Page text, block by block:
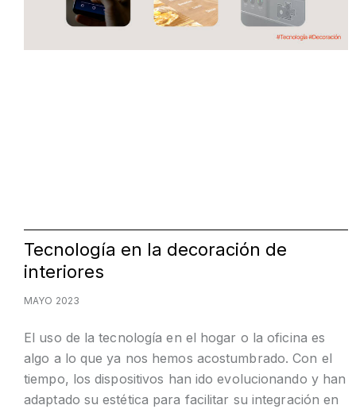
Tecnología en la decoración de
interiores
MAYO 2023
El uso de la tecnología en el hogar o la oficina es
algo a lo que ya nos hemos acostumbrado. Con el
tiempo, los dispositivos han ido evolucionando y han
adaptado su estética para facilitar su integración en